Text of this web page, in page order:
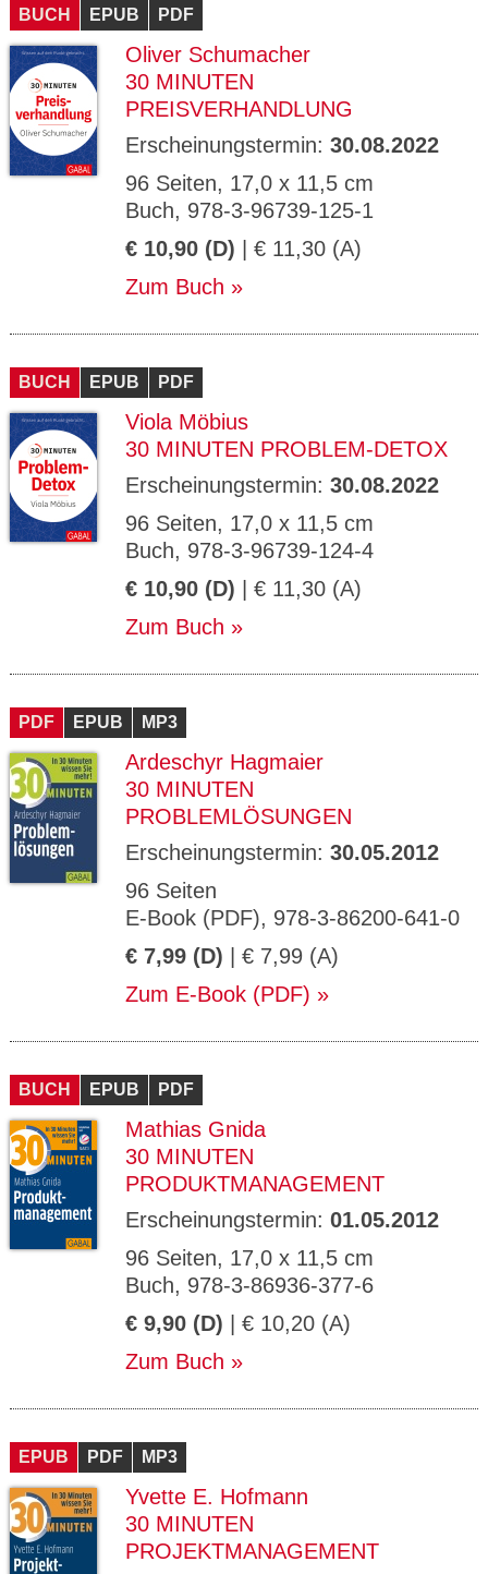
BUCH EPUB PDF
Oliver Schumacher
30 MINUTEN
PREISVERHANDLUNG
Erscheinungstermin: 30.08.2022
96 Seiten, 17,0 x 11,5 cm
Buch, 978-3-96739-125-1
€ 10,90 (D) | € 11,30 (A)
Zum Buch
BUCH EPUB PDF
Viola Möbius
30 MINUTEN PROBLEM-DETOX
Erscheinungstermin: 30.08.2022
96 Seiten, 17,0 x 11,5 cm
Buch, 978-3-96739-124-4
€ 10,90 (D) | € 11,30 (A)
Zum Buch
PDF EPUB MP3
Ardeschyr Hagmaier
30 MINUTEN
PROBLEMLÖSUNGEN
Erscheinungstermin: 30.05.2012
96 Seiten
E-Book (PDF), 978-3-86200-641-0
€ 7,99 (D) | € 7,99 (A)
Zum E-Book (PDF)
BUCH EPUB PDF
Mathias Gnida
30 MINUTEN
PRODUKTMANAGEMENT
Erscheinungstermin: 01.05.2012
96 Seiten, 17,0 x 11,5 cm
Buch, 978-3-86936-377-6
€ 9,90 (D) | € 10,20 (A)
Zum Buch
EPUB PDF MP3
Yvette E. Hofmann
30 MINUTEN
PROJEKTMANAGEMENT